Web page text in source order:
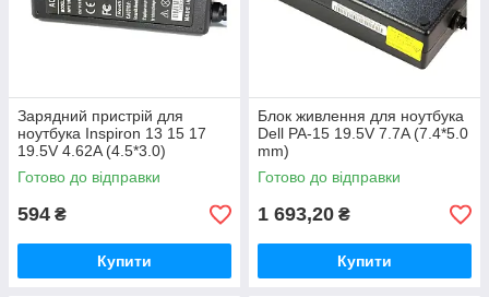
Зарядний пристрій для
ноутбука Inspiron 13 15 17
19.5V 4.62A (4.5*3.0)
Готово до відправки
594 ₴
Купити
Блок живлення для ноутбука
Dell PA-15 19.5V 7.7A (7.4*5.0
mm)
Готово до відправки
1 693,20 ₴
Купити